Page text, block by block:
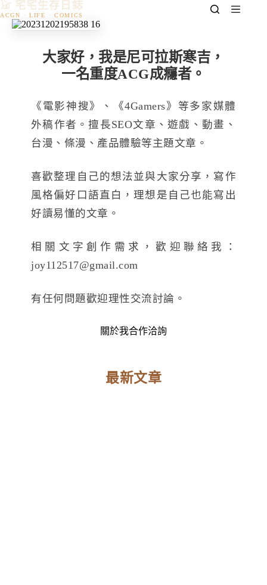
跳
𓃠 宅宅生存日誌
大家好，我是尼可拉斯寒吉，
一名重度ACG成癮者。
《電影神搜》、《4Gamers》等多家媒體
外稿作者。擅長SEO文章、遊戲、動畫、
台漫、條漫、產品體驗等主題文章。
喜歡整理自己的想法並與大家分享，寫作
風格偏好口語直白，理想是自己也能寫出
好讀易懂的文章。
相關文字創作需求，歡迎聯絡我：
joy112517@gmail.com
有任何問題歡迎理性交流討論。
關於我合作洽詢
最新文章